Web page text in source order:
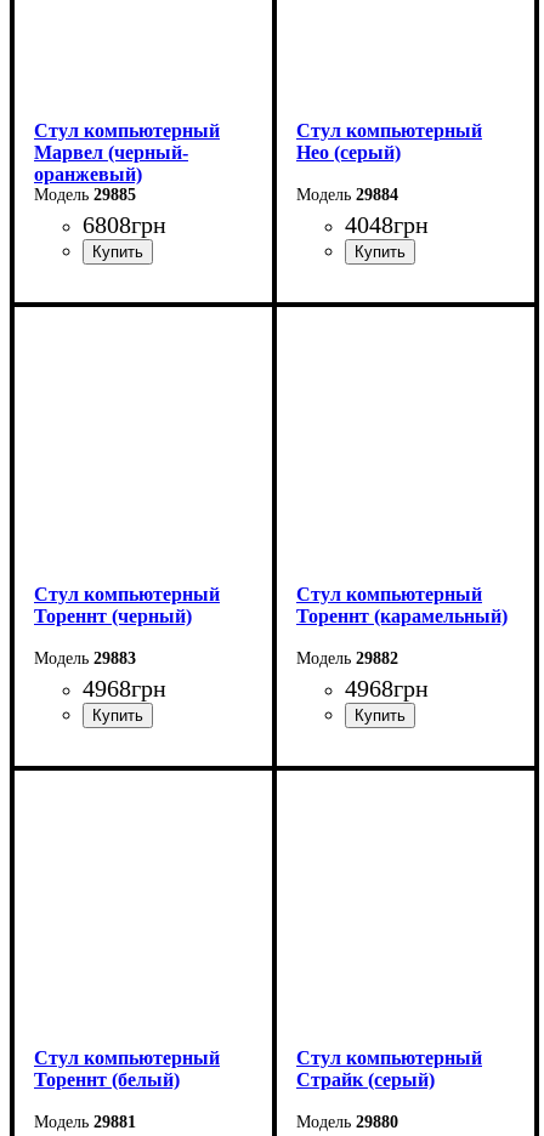
Стул компьютерный
Марвел (черный-
оранжевый)
29885
6808грн
Стул компьютерный
Нео (серый)
29884
4048грн
Стул компьютерный
Тореннт (черный)
29883
4968грн
Стул компьютерный
Тореннт (карамельный)
29882
4968грн
Стул компьютерный
Тореннт (белый)
29881
Стул компьютерный
Страйк (серый)
29880